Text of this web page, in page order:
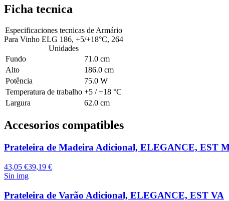
Ficha tecnica
Especificaciones tecnicas de Armário
Para Vinho ELG 186, +5/+18°C, 264
Unidades
Fundo
71.0 cm
Alto
186.0 cm
Potência
75.0 W
Temperatura de trabalho +5 / +18 °C
Largura
62.0 cm
Accesorios compatibles
Prateleira de Madeira Adicional, ELEGANCE, EST
43,05 €39,19 €
Sin img
Prateleira de Varão Adicional, ELEGANCE, EST VA